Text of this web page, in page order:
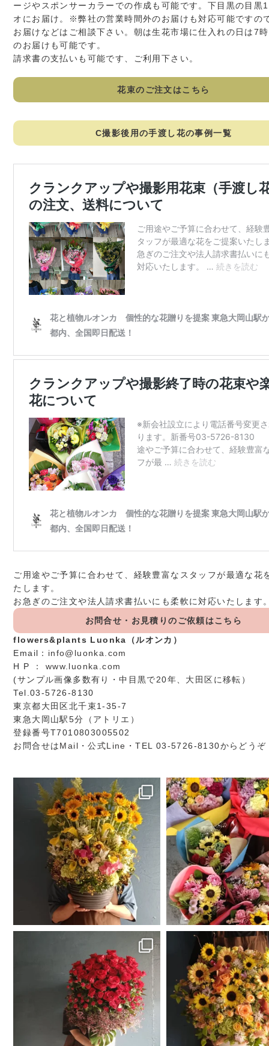
ージやスポンサーカラーでの作成も可能です。下目黒の目黒
オにお届け。※弊社の営業時間外のお届けも対応可能ですの
お届けなどはご相談下さい。朝は生花市場に仕入れの日は7
のお届けも可能です。
請求書の支払いも可能です、ご利用下さい。
花束のご注文はこちら
C撮影後用の手渡し花の事例一覧
ご用途やご予算に合わせて、経験豊富なスタッフが最適な花
たします。
お急ぎのご注文や法人請求書払いにも柔軟に対応いたします
お問合せ・お見積りのご依頼はこちら
flowers&plants Luonka（ルオンカ）
Email： info@luonka.com
H P ： www.luonka.com
(サンプル画像多数有り・中目黒で20年、大田区に移転）
Tel.03-5726-8130
東京都大田区北千束1-35-7
東急大岡山駅5分（アトリエ）
登録番号T7010803005502
お問合せはMail ・公式Line ・TEL 03-5726-8130からどうぞ